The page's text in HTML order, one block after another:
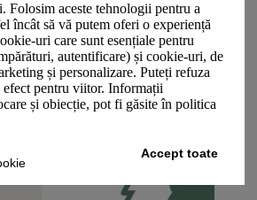
Folosim aceste tehnologii pentru a
încât să vă putem oferi o experiență
uri care sunt esențiale pentru
autentificare) și cookie-uri, de
și personalizare. Puteți refuza
efect pentru viitor. Informații
și obiecție, pot fi găsite în politica
Accept toate